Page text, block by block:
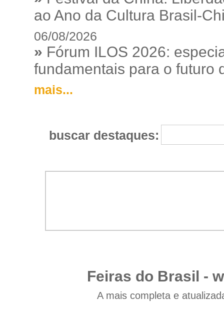
ao Ano da Cultura Brasil-
06/08/2026
» Fórum ILOS 2026:
fundamentais para o futuro
mais...
buscar destaques:
Feiras do Brasil -
A mais completa e